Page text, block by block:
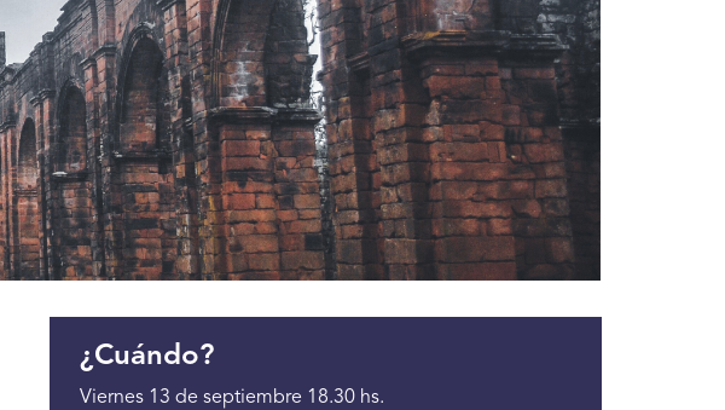
¿Cuándo?
Viernes 13 de septiembre 18.30 hs.